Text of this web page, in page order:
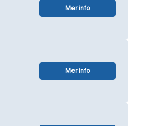
Mer info
Mer info